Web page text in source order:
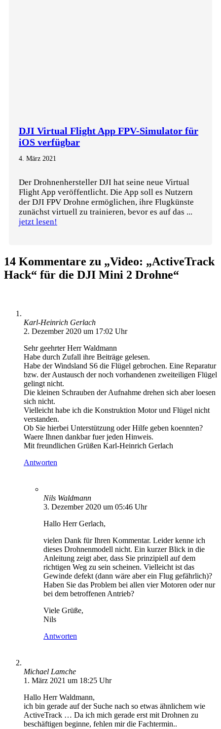
DJI Virtual Flight App FPV-Simulator für
iOS verfügbar
4. März 2021
Der Drohnenhersteller DJI hat seine neue Virtual
Flight App veröffentlicht. Die App soll es Nutzern
der DJI FPV Drohne ermöglichen, ihre Flugkünste
zunächst virtuell zu trainieren, bevor es auf das ...
jetzt lesen!
14 Kommentare zu „Video: „ActiveTrack
Hack“ für die DJI Mini 2 Drohne“
Karl-Heinrich Gerlach
2. Dezember 2020 um 17:02 Uhr
Sehr geehrter Herr Waldmann
Habe durch Zufall ihre Beiträge gelesen.
Habe der Windsland S6 die Flügel gebrochen. Eine Reparatur
bzw. der Austausch der noch vorhandenen zweiteiligen Flügel
gelingt nicht.
Die kleinen Schrauben der Aufnahme drehen sich aber loesen
sich nicht.
Vielleicht habe ich die Konstruktion Motor und Flügel nicht
verstanden.
Ob Sie hierbei Unterstützung oder Hilfe geben koennten?
Waere Ihnen dankbar fuer jeden Hinweis.
Mit freundlichen Grüßen Karl-Heinrich Gerlach
Antworten
Nils Waldmann
3. Dezember 2020 um 05:46 Uhr
Hallo Herr Gerlach,
vielen Dank für Ihren Kommentar. Leider kenne ich
dieses Drohnenmodell nicht. Ein kurzer Blick in die
Anleitung zeigt aber, dass Sie prinzipiell auf dem
richtigen Weg zu sein scheinen. Vielleicht ist das
Gewinde defekt (dann wäre aber ein Flug gefährlich)?
Haben Sie das Problem bei allen vier Motoren oder nur
bei dem betroffenen Antrieb?
Viele Grüße,
Nils
Antworten
Michael Lamche
1. März 2021 um 18:25 Uhr
Hallo Herr Waldmann,
ich bin gerade auf der Suche nach so etwas ähnlichem wie
ActiveTrack … Da ich mich gerade erst mit Drohnen zu
beschäftigen beginne, fehlen mir die Fachtermin..